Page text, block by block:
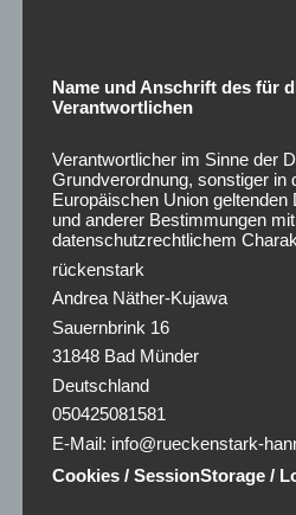
offenen Augen.
Und gesehen:Vielfalt ist mehr als
gelebter Alltag.
Ob beim Stadtfest, am Maschsee
Wir sind viele. Wir sind
Stärke.
Vielfalt endet nicht bei
gut kennst du die anderen
Schreib mir eine Nachricht und
Name und Anschrift des für
Verantwortlichen
Verantwortlicher im Sinne der
Grundverordnung, sonstiger in
Europäischen Union
und anderer Bestimmungen mit
datenschutzrechtlichem
rückenstark
Andrea Näther-Kujawa
Sauernbrink 16
31848 Bad Münder
Deutschland
050425081581
E-Mail: info@rueckenstark-
Cookies / SessionStorage /